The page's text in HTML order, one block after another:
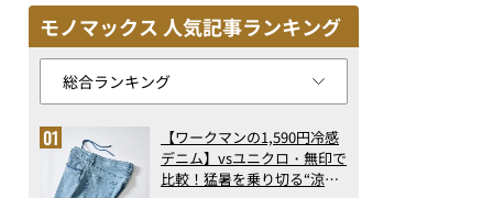
モノマックス 人気記事ランキング
【ワークマンの1,590円冷感
デニム】vsユニクロ・無印で
比較！猛暑を乗り切る“涼感